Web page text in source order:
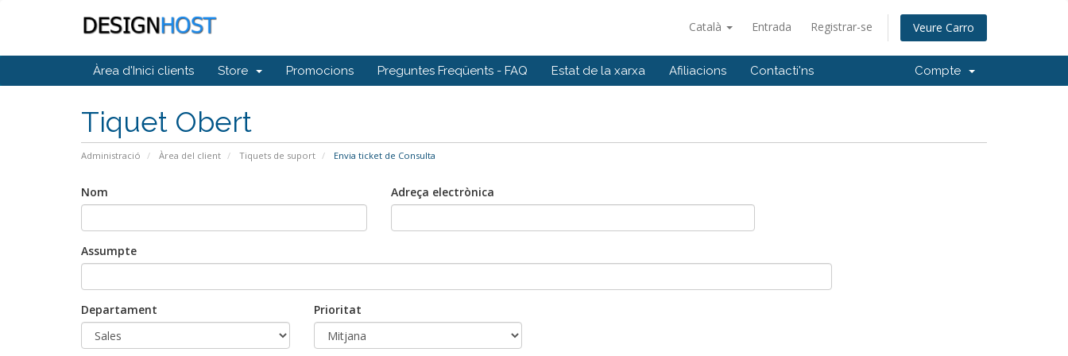
Català Entrada Registrar-se Veure Carro
Àrea d'Inici clients Store Promocions Preguntes Freqüents - FAQ Estat de la xarxa Afiliacions Contacti'ns Compte
Tiquet Obert
Administració Àrea del client Tiquets de suport Envia ticket de Consulta
Nom Adreça electrònica
Assumpte
Departament Prioritat